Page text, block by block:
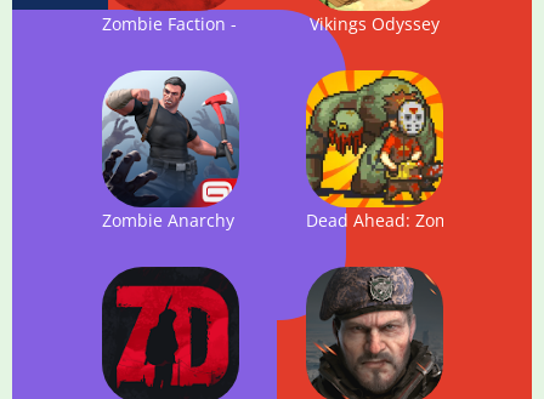
Zombie Faction - Battle Games for a New World
Vikings Odyssey
Zombie Anarchy (Зомби в городе: выживание)
Dead Ahead: Zombie